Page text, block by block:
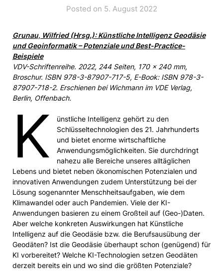
Posted on 5. August 2022
Grunau, Wilfried (Hrsg.): Künstliche Intelligenz Geodäsie
und Geoinformatik – Potenziale und Best-Practice-
Beispiele
VDV-Schriftenreihe. 2022, 244 Seiten, 170 x 240 mm,
Broschur. ISBN 978-3-87907-717-5, E-Book: ISBN 978-3-
87907-718-2. Erschienen bei Wichmann im VDE Verlag,
Berlin, Offenbach.
K
ünstliche Intelligenz gehört zu den
Schlüsseltechnologien des 21. Jahrhunderts
und bietet enorme wirtschaftliche
Anwendungsmöglichkeiten. Sie durchdringt
nahezu alle Bereiche unseres alltäglichen
Lebens und bietet neben ökonomischen Potenzialen und
innovativen Anwendungen zudem Unterstützung bei der
Lösung sogenannter Menschheitsaufgaben, wie dem
Klimawandel oder auch Pandemien. Viele der KI-
Anwendungen basieren zu einem Großteil auf (Geo-)Daten.
Aber welche konkreten Auswirkungen hat Künstliche
Intelligenz auf die Geodäsie bzw. die Berufsausübung der
Geodäten? Ist die Geodäsie überhaupt schon (genügend) für
KI vorbereitet? Welche KI-Technologien setzen Geodäten
derzeit bereits ein und wo sind die größten Potenziale?